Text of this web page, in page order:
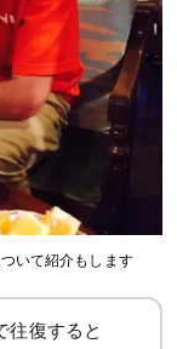
いて紹介もします
往復すると